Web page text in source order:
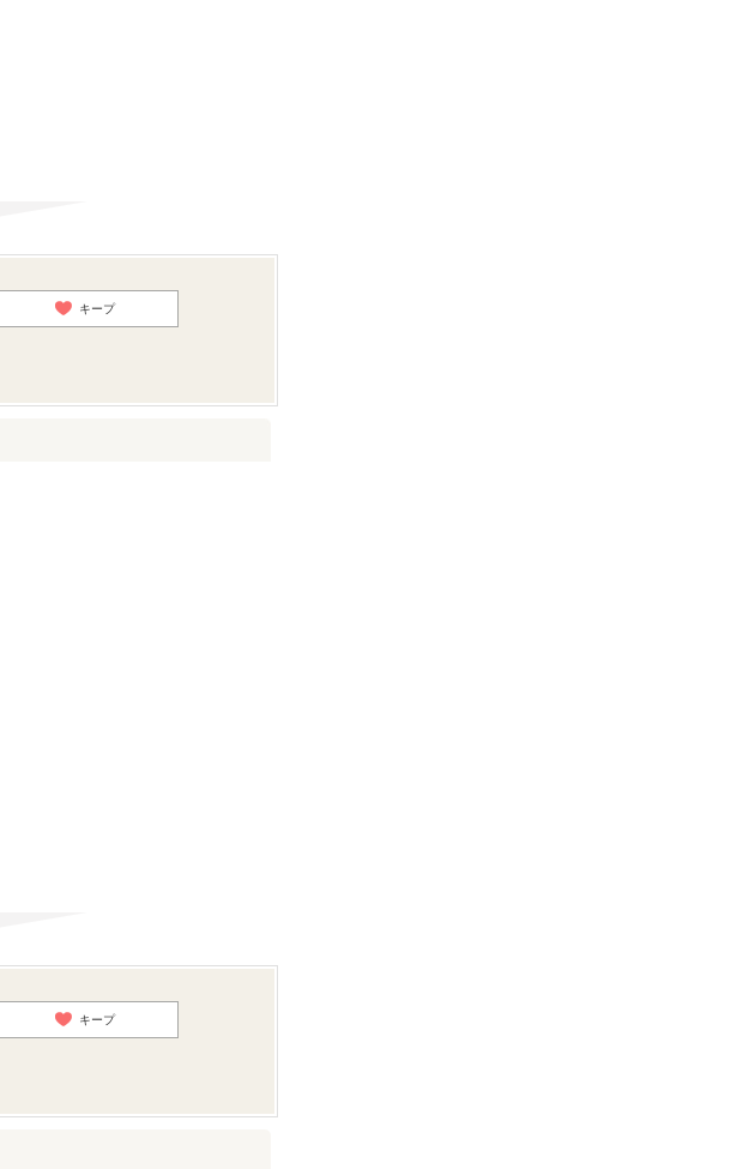
キープ
キープ